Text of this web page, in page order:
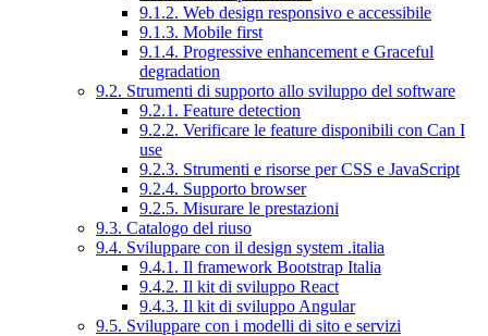
9.1.2. Web design responsivo e accessibile
9.1.3. Mobile first
9.1.4. Progressive enhancement e Graceful
degradation
9.2. Strumenti di supporto allo sviluppo del software
9.2.1. Feature detection
9.2.2. Verificare le feature disponibili con Can I
use
9.2.3. Strumenti e risorse per CSS e JavaScript
9.2.4. Supporto browser
9.2.5. Misurare le prestazioni
9.3. Catalogo del riuso
9.4. Sviluppare con il design system .italia
9.4.1. Il framework Bootstrap Italia
9.4.2. Il kit di sviluppo React
9.4.3. Il kit di sviluppo Angular
9.5. Sviluppare con i modelli di sito e servizi